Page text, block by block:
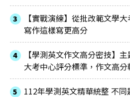
【實戰演練】從批改範文學
寫作這樣寫更高分
【學測英文作文高分密技】
大考中心評分標準，作文高
112年學測英文精華統整 不